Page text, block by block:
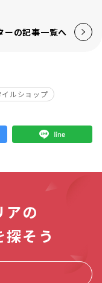
ーの記事一覧へ
イルショップ
アの
そう